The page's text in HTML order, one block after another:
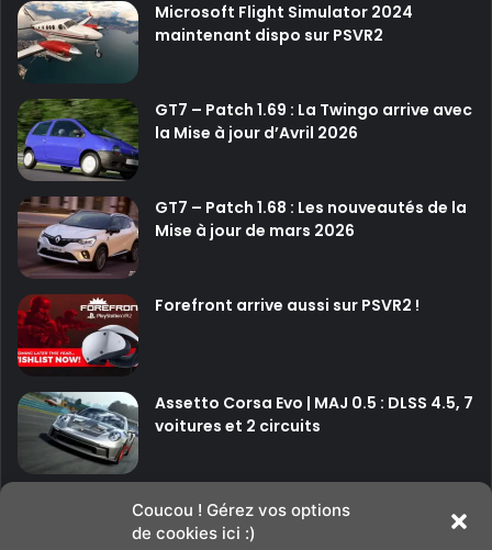
Coucou ! Gérez vos options
de cookies ici :)
Microsoft Flight Simulator 2024
maintenant dispo sur PSVR2
GT7 – Patch 1.69 : La Twingo arrive avec
la Mise à jour d’Avril 2026
GT7 – Patch 1.68 : Les nouveautés de la
Mise à jour de mars 2026
Forefront arrive aussi sur PSVR2 !
Assetto Corsa Evo | MAJ 0.5 : DLSS 4.5, 7
voitures et 2 circuits
P
a
P